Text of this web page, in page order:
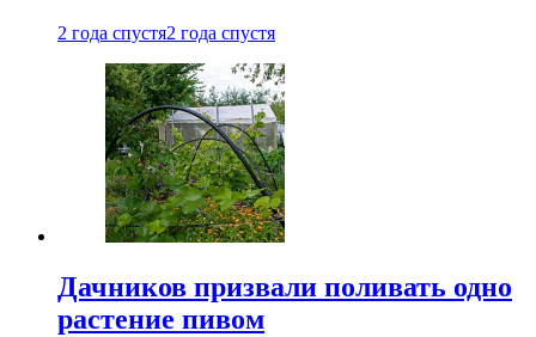
2 года спустя2 года спустя
Дачников призвали поливать одно
растение пивом